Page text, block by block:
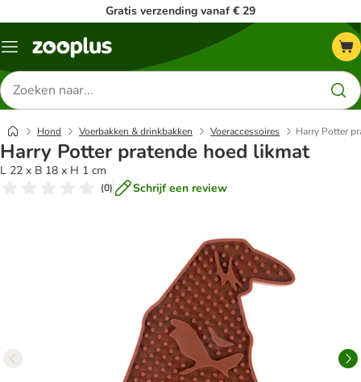
Gratis verzending vanaf € 29
Menu
Zoeken
naar
producten
Hond Voerbakken & drinkbakken Voeraccessoires Harry Potter
Harry Potter pratende hoed likmat
L 22 x B 18 x H 1 cm
(0) Schrijf een review